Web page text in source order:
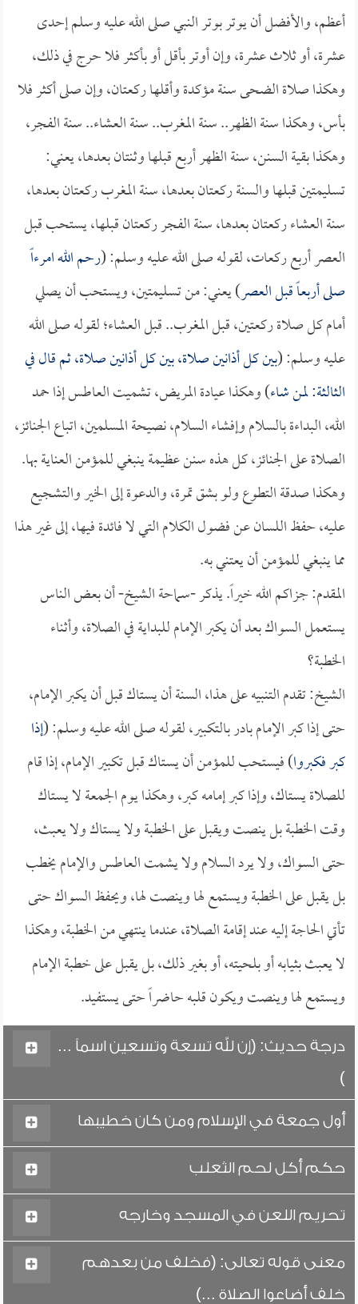
أعظم، والأفضل أن يوتر بوتر النبي صلى الله عليه وسلم إحدى
عشرة، أو ثلاث عشرة، وإن أوتر بأقل أو بأكثر فلا حرج في ذلك،
وهكذا صلاة الضحى سنة مؤكدة وأقلها ركعتان، وإن صلى أكثر فلا
بأس، وهكذا سنة الظهر.. سنة المغرب.. سنة العشاء.. سنة الفجر،
وهكذا بقية السنن، سنة الظهر أربع قبلها وثنتان بعدها، يعني:
تسليمتين قبلها والسنة ركعتان بعدها، سنة المغرب ركعتان بعدها،
سنة العشاء ركعتان بعدها، سنة الفجر ركعتان قبلها، يستحب قبل
العصر أربع ركعات، لقوله صلى الله عليه وسلم: (رحم الله امرءاً
صلى أربعاً قبل العصر) يعني: من تسليمتين، ويستحب أن يصلي
أمام كل صلاة ركعتين، قبل المغرب.. قبل العشاء؛ لقوله صلى الله
عليه وسلم: (بين كل أذانين صلاة، بين كل أذانين صلاة، ثم قال في
الثالثة: لمن شاء) وهكذا عيادة المريض، تشميت العاطس إذا حمد
الله، البداءة بالسلام وإفشاء السلام، نصيحة المسلمين، اتباع الجنائز،
الصلاة على الجنائز، كل هذه سنن عظيمة ينبغي للمؤمن العناية بها.
وهكذا صدقة التطوع ولو بشق تمرة، والدعوة إلى الخير والتشجيع
عليه، حفظ اللسان عن فضول الكلام التي لا فائدة فيها، إلى غير هذا
مما ينبغي للمؤمن أن يعتني به.
المقدم: جزاكم الله خيراً. يذكر -سماحة الشيخ- أن بعض الناس
يستعمل السواك بعد أن يكبر الإمام للبداية في الصلاة، وأثناء
الخطبة؟
الشيخ: تقدم التنبيه على هذا، السنة أن يستاك قبل أن يكبر الإمام،
حتى إذا كبر الإمام بادر بالتكبير، لقوله صلى الله عليه وسلم: (إذا
كبر فكبروا) فيستحب للمؤمن أن يستاك قبل تكبير الإمام، إذا قام
للصلاة يستاك، وإذا كبر إمامه كبر، وهكذا يوم الجمعة لا يستاك
وقت الخطبة بل ينصت ويقبل على الخطبة ولا يستاك ولا يعبث،
حتى السواك، ولا يرد السلام ولا يشمت العاطس والإمام يخطب
بل يقبل على الخطبة ويستمع لها وينصت لها، ويحفظ السواك حتى
تأتي الحاجة إليه عند إقامة الصلاة، عندما ينتهي من الخطبة، وهكذا
لا يعبث بثيابه أو بلحيته، أو بغير ذلك، بل يقبل على خطبة الإمام
ويستمع لها وينصت ويكون قلبه حاضراً حتى يستفيد.
درجة حديث: (إن لله تسعة وتسعين اسماً ...
)
أول جمعة في الإسلام ومن كان خطيبها
حكم أكل لحم الثعلب
تحريم اللعن في المسجد وخارجه
معنى قوله تعالى: (فخلف من بعدهم
خلف أضاعوا الصلاة ...)